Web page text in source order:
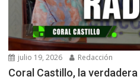
julio 19, 2026 Redacción
Coral Castillo, la